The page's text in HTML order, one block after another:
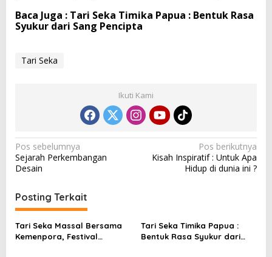
Baca Juga : Tari Seka Timika Papua : Bentuk Rasa
Syukur dari Sang Pencipta
Tari Seka
Ikuti Kami
N
a
i
g
a
Pos sebelumnya
Sejarah Perkembangan
Desain
Pos berikutnya
Kisah Inspiratif : Untuk Apa
Hidup di dunia ini ?
Posting Terkait
Tari Seka Massal Bersama
Kemenpora, Festival
Tari Seka Timika Papua :
Bentuk Rasa Syukur dari